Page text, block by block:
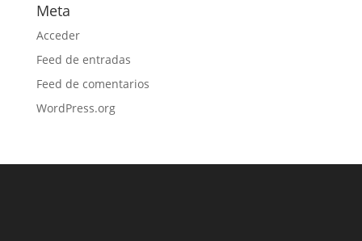
Meta
Acceder
Feed de entradas
Feed de comentarios
WordPress.org